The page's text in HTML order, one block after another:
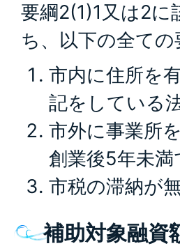
要綱2(1)1又は2に
ち、以下の全て
市内に住所を
記をしている
市外に事業所
創業後5年未満
市税の滞納が
補助対象融資